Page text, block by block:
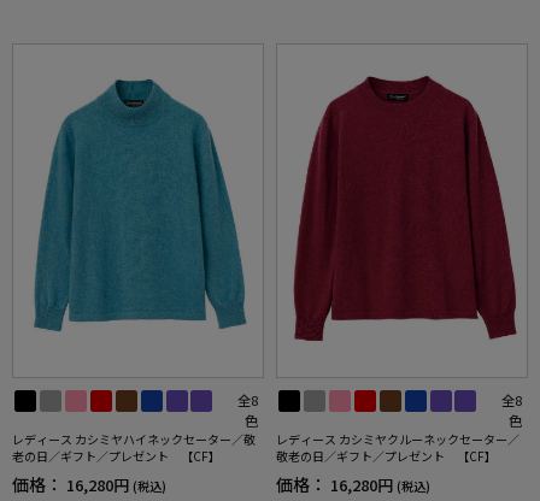
全8
色
レディース カシミヤハイネックセーター／敬
老の日／ギフト／プレゼント 【CF】
価格： 16,280円 (税込)
全8
色
レディース カシミヤクルーネックセーター／
敬老の日／ギフト／プレゼント 【CF】
価格： 16,280円 (税込)